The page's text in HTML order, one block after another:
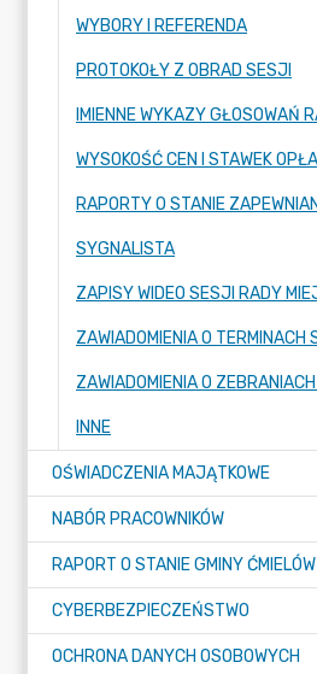
WYBORY I REFERENDA
PROTOKOŁY Z OBRAD SESJI
SYGNALISTA
INNE
OŚWIADCZENIA MAJĄTKOWE
NABÓR PRACOWNIKÓW
RAPORT O STANIE GMINY ĆMIELÓW
CYBERBEZPIECZEŃSTWO
OCHRONA DANYCH OSOBOWYCH